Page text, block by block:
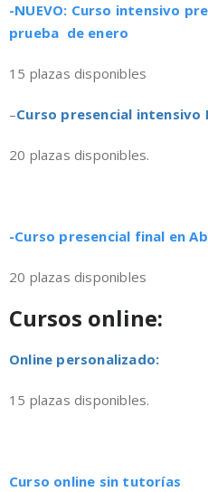
-NUEVO: Curso intensivo
prueba de enero
15 plazas disponibles
–Curso presencial intensivo
20 plazas disponibles.
-Curso presencial final en
20 plazas disponibles
Cursos online:
Online personalizado:
15 plazas disponibles.
Curso online sin tutorías